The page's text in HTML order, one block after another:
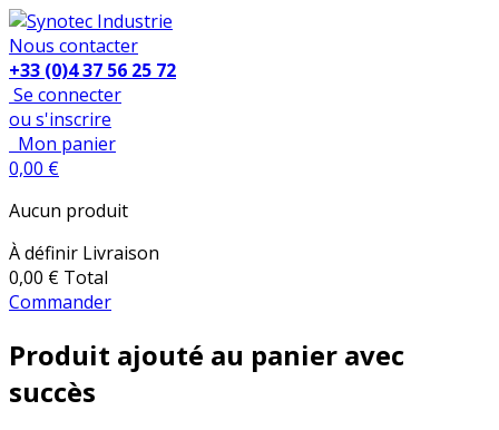
Nous contacter
+33 (0)4 37 56 25 72
Se connecter
ou s'inscrire
Mon panier
0,00 €
Aucun produit
À définir Livraison
0,00 € Total
Commander
Produit ajouté au panier avec
succès